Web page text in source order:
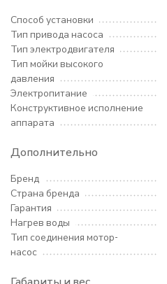
Способ установки
Тип привода насоса
Тип электродвигателя
Тип мойки высокого
давления
Электропитание
Конструктивное исполнение
аппарата
Дополнительно
Бренд
Страна бренда
Гарантия
Нагрев воды
Тип соединения мотор-
насос
Габариты и вес